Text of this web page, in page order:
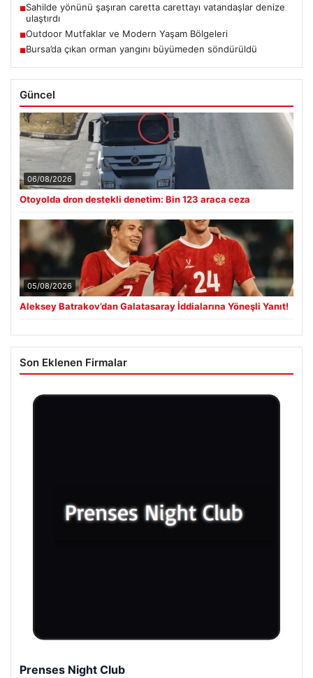
■Sahilde yönünü şaşıran caretta carettayı vatandaşlar denize
ulaştırdı
■Outdoor Mutfaklar ve Modern Yaşam Bölgeleri
■Bursa’da çıkan orman yangını büyümeden söndürüldü
Güncel
06/08/2026
Otoyolda dron destekli denetim: Bin 123 araca ceza
05/08/2026
Aleksey Batrakov’dan Galatasaray İddialarına Yöneşli Yanıt!
Son Eklenen Firmalar
Prenses Night Club